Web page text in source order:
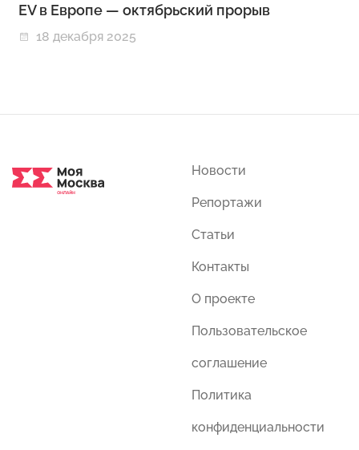
EV в Европе — октябрьский прорыв
18 декабря 2025
Новости
Репортажи
Статьи
Контакты
О проекте
Пользовательское
соглашение
Политика
конфиденциальности